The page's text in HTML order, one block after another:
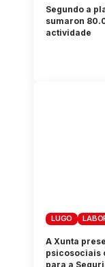
Segundo a
sumaron
actividade
LUGO
A Xunta
psicosociais
para a